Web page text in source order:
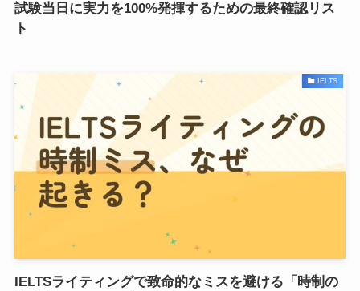
試験当日に実力を100%発揮するための最終確認リス
ト
IELTS
IELTSライティングで致命的なミスを避ける「時制の